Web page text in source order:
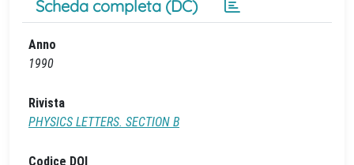
Scheda completa (DC)
Anno
1990
Rivista
PHYSICS LETTERS. SECTION B
Codice DOI